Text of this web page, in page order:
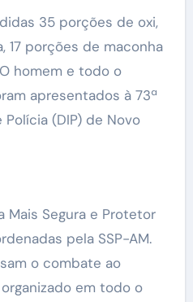
35 porções de oxi,
17 porções de maconha
homem e todo o
apresentados à 73ª
(DIP) de Novo
Mais Segura e Protetor
pela SSP-AM.
o combate ao
em todo o